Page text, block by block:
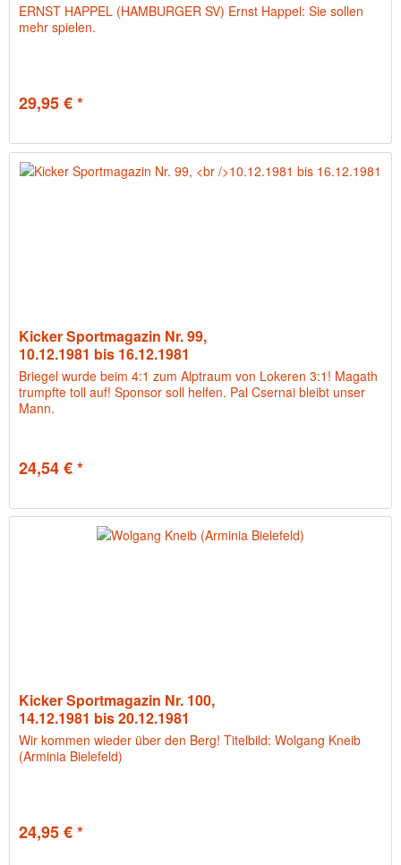
ERNST HAPPEL (HAMBURGER SV) Ernst Happel: Sie sollen
mehr spielen.
29,95 € *
Kicker Sportmagazin Nr. 99,
10.12.1981 bis 16.12.1981
Briegel wurde beim 4:1 zum Alptraum von Lokeren 3:1! Magath
trumpfte toll auf! Sponsor soll helfen. Pal Csernai bleibt unser
Mann.
24,54 € *
Kicker Sportmagazin Nr. 100,
14.12.1981 bis 20.12.1981
Wir kommen wieder über den Berg! Titelbild: Wolgang Kneib
(Arminia Bielefeld)
24,95 € *